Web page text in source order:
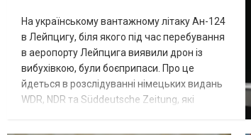
На українському вантажному літаку Ан-124
в Лейпцигу, біля якого під час перебування
в аеропорту Лейпцига виявили дрон із
вибухівкою, були боєприпаси. Про це
йдеться в розслідуванні німецьких видань
WDR, NDR та Süddeutsche Zeitung, які